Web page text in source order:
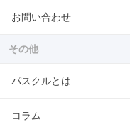
お問い合わせ
その他
パスクルとは
コラム